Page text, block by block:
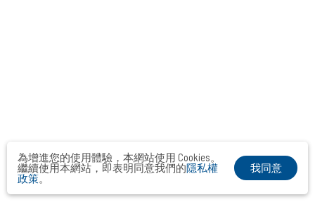
為增進您的使用體驗，本網站使用 Cookies。
繼續使用本網站，即表明同意我們的隱私權
政策。
我同意